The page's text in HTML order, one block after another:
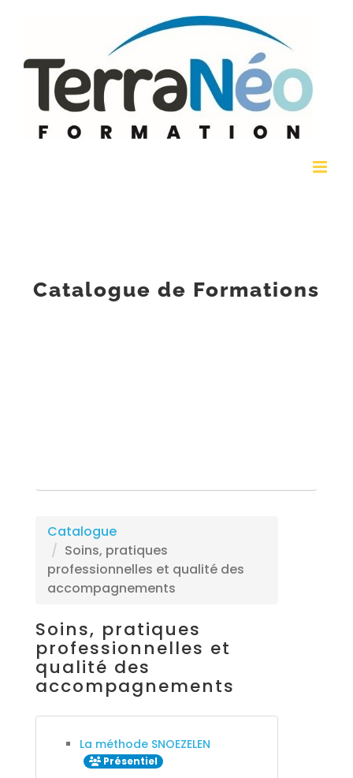
Catalogue de Formations
Catalogue
Soins, pratiques
professionnelles et qualité des
accompagnements
Soins, pratiques
professionnelles et
qualité des
accompagnements
La méthode SNOEZELEN
Présentiel